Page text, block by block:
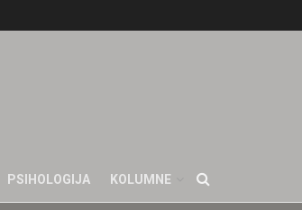
PSIHOLOGIJA KOLUMNE